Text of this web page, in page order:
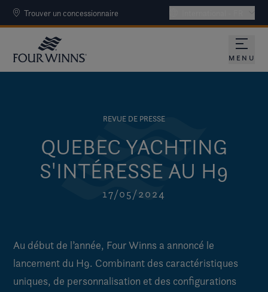
Trouver un concessionnaire
MENU
REVUE DE PRESSE
QUEBEC YACHTING
S'INTÉRESSE AU H9
17/05/2024
Au début de l’année, Four Winns a annoncé le
lancement du H9. Combinant des caractéristiques
uniques, de personnalisation et des configurations